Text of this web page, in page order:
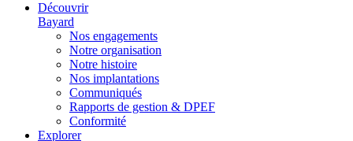
Découvrir
Bayard
Nos engagements
Notre organisation
Notre histoire
Nos implantations
Communiqués
Rapports de gestion & DPEF
Conformité
Explorer